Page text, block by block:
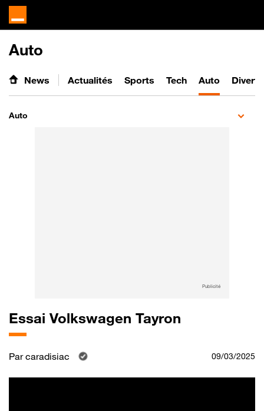
Auto
News Actualités Sports Tech Auto
Auto
Publicité
Essai Volkswagen Tayron
Parcaradisiac 09/03/2025